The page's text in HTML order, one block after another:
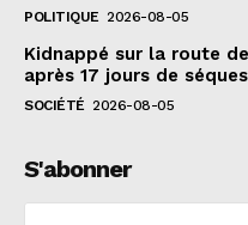
POLITIQUE 2026-08-05
Kidnappé sur la route
après 17 jours de
SOCIÉTÉ 2026-08-05
S'abonner